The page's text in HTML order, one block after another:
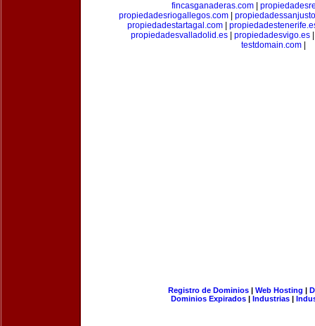
fincasganaderas.com|
propiedadesriogallegos.com|
propiedadestartagal.com|
propiedadesvalladolid.es
propiedadesvigo.es
testdomain.com
Registro de Dominios| Web Hosting |
Dominios Expirados | Industrias |